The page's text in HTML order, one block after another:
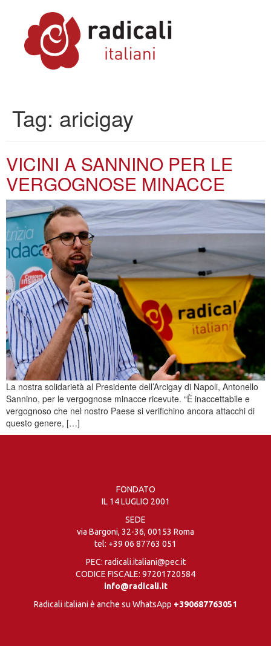
Tag: aricigay
VICINI A SANNINO PER LE
VERGOGNOSE MINACCE
La nostra solidarietà al Presidente dell’Arcigay di Napoli, Antonello
Sannino, per le vergognose minacce ricevute. “È inaccettabile e
vergognoso che nel nostro Paese si verifichino ancora attacchi di
questo genere, […]
FONDATO
IL 14 LUGLIO 2001
SEDE
via Bargoni, 32-36, 00153 Roma
tel: +39 06 87763 051
PEC: radicali.italiani@pec.it
CODICE FISCALE: 97201720584
info@radicali.it
Radicali italiani è anche su WhatsApp +390687763051